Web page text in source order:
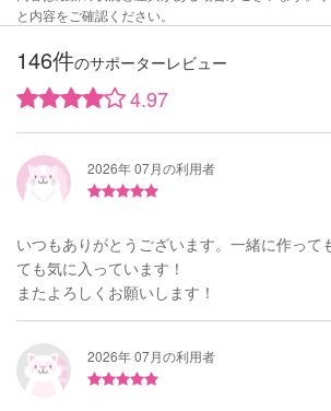
と内容をご確認ください。
146件のサポーターレビュー
4.97
2026年 07月の利用者
いつもありがとうございます。一緒に作って
ても気に入っています！
またよろしくお願いします！
2026年 07月の利用者